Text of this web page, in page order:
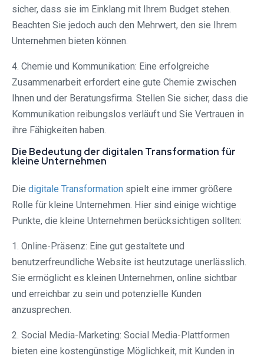
sicher, dass sie im Einklang mit Ihrem Budget stehen.
Beachten Sie jedoch auch den Mehrwert, den sie Ihrem
Unternehmen bieten können.
4. Chemie und Kommunikation: Eine erfolgreiche
Zusammenarbeit erfordert eine gute Chemie zwischen
Ihnen und der Beratungsfirma. Stellen Sie sicher, dass die
Kommunikation reibungslos verläuft und Sie Vertrauen in
ihre Fähigkeiten haben.
Die Bedeutung der digitalen Transformation für
kleine Unternehmen
Die digitale Transformation spielt eine immer größere
Rolle für kleine Unternehmen. Hier sind einige wichtige
Punkte, die kleine Unternehmen berücksichtigen sollten:
1. Online-Präsenz: Eine gut gestaltete und
benutzerfreundliche Website ist heutzutage unerlässlich.
Sie ermöglicht es kleinen Unternehmen, online sichtbar
und erreichbar zu sein und potenzielle Kunden
anzusprechen.
2. Social Media-Marketing: Social Media-Plattformen
bieten eine kostengünstige Möglichkeit, mit Kunden in